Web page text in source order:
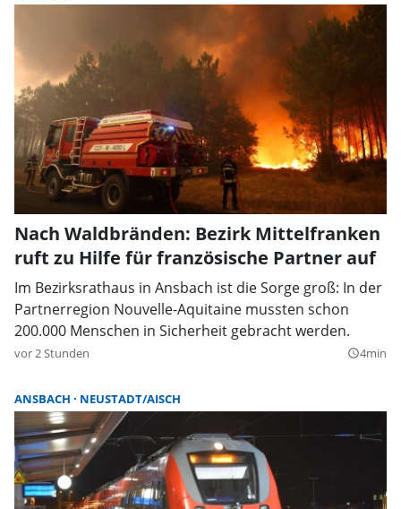
Nach Waldbränden: Bezirk Mittelfranken
ruft zu Hilfe für französische Partner auf
Im Bezirksrathaus in Ansbach ist die Sorge groß: In der
Partnerregion Nouvelle-Aquitaine mussten schon
200.000 Menschen in Sicherheit gebracht werden.
vor 2 Stunden query_builder4min
ANSBACH NEUSTADT/AISCH